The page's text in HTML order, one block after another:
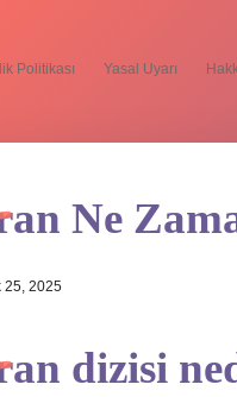
Politikası Yasal Uyarı
Ne
25, 2025
dizisi